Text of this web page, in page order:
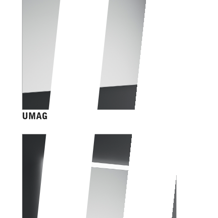
UMAGO EASY